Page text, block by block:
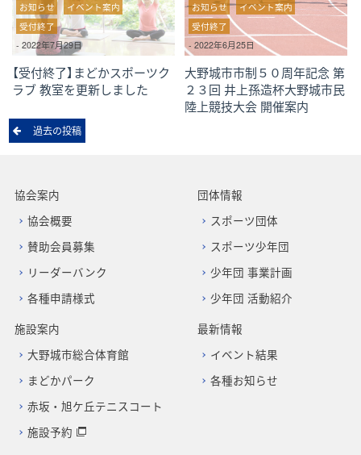
お知らせ
イベント案内
受付終了
-2022年7月29日
【受付終了】まどかスポーツク
ラブ 教室を更新しました
お知らせ
イベント案内
受付終了
-2022年6月25日
大野城市市制５０周年記念 第
２３回 井上孫造杯大野城市民
陸上競技大会 開催案内
投
稿
ゲ
シ
ョ
過去の投稿
協会案内
協会概要
賛助会員募集
リーダーバンク
各種申請様式
施設案内
大野城市総合体育館
まどかパーク
赤坂・旭ケ丘テニスコート
施設予約
団体情報
スポーツ団体
スポーツ少年団
少年団 事業計画
少年団 活動紹介
最新情報
イベント結果
各種お知らせ